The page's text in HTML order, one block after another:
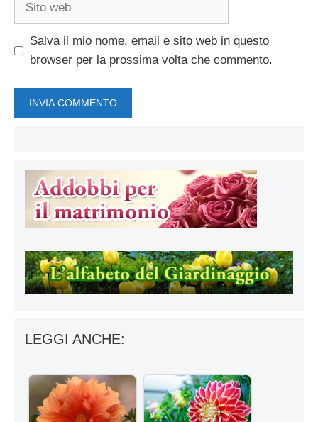
Salva il mio nome, email e sito web in questo
browser per la prossima volta che commento.
LEGGI ANCHE: